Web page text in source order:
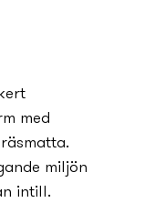
med
miljön
intill.